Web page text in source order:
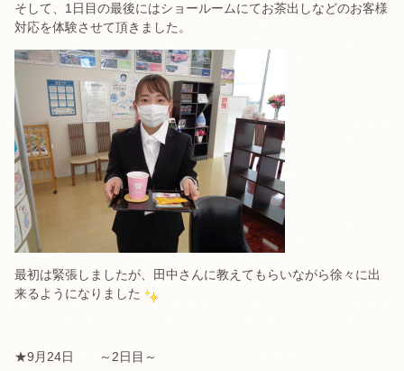
そして、1日目の最後にはショールームにてお茶出しなどのお客様
対応を体験させて頂きました。
最初は緊張しましたが、田中さんに教えてもらいながら徐々に出
来るようになりました
★9月24日 ～2日目～